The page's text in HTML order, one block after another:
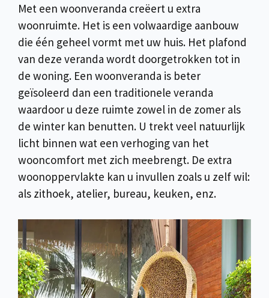
Met een woonveranda creëert u extra
woonruimte. Het is een volwaardige aanbouw
die één geheel vormt met uw huis. Het plafond
van deze veranda wordt doorgetrokken tot in
de woning. Een woonveranda is beter
geïsoleerd dan een traditionele veranda
waardoor u deze ruimte zowel in de zomer als
de winter kan benutten. U trekt veel natuurlijk
licht binnen wat een verhoging van het
wooncomfort met zich meebrengt. De extra
woonoppervlakte kan u invullen zoals u zelf wil:
als zithoek, atelier, bureau, keuken, enz.